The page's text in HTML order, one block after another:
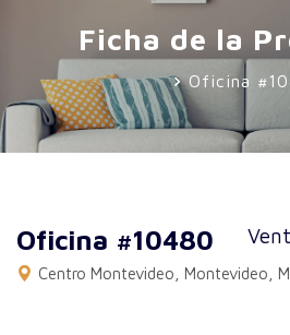
Ficha de la
Oficina
Oficina #10480
Centro Montevideo, Montevideo,